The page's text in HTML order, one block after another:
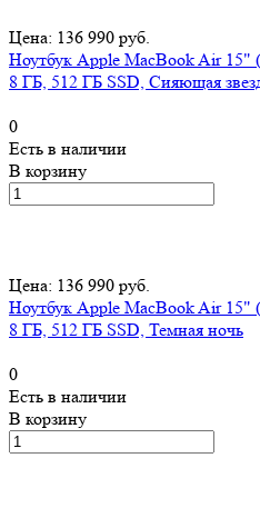
Цена: 136 990 руб.
Ноутбук Apple MacBook Air 15"
8 ГБ, 512 ГБ SSD, Сияющая
0
Есть в наличии
В корзину
Цена: 136 990 руб.
Ноутбук Apple MacBook Air 15"
8 ГБ, 512 ГБ SSD, Темная ночь
0
Есть в наличии
В корзину